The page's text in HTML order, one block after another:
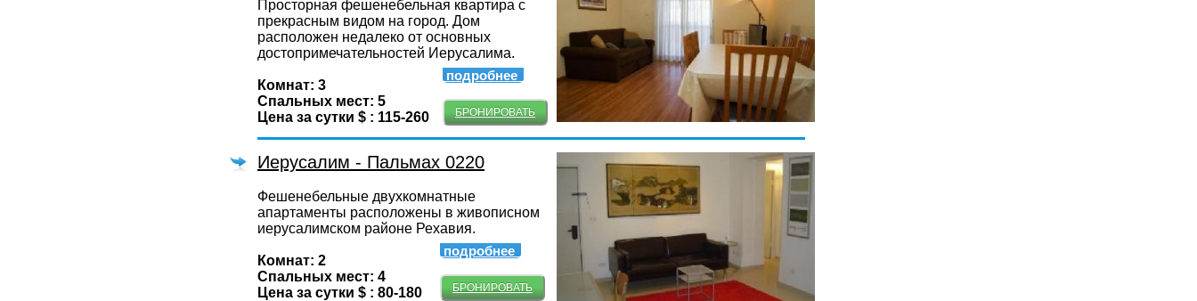
Просторная фешенебельная квартира с
прекрасным видом на город. Дом
расположен недалеко от основных
достопримечательностей Иерусалима.
Комнат: 3
Спальных мест: 5
Цена за сутки $ : 115-260
подробнее
БРОНИРОВАТЬ
Иерусалим - Пальмах 0220
Фешенебельные двухкомнатные
апартаменты расположены в живописном
иерусалимском районе Рехавия.
Комнат: 2
Спальных мест: 4
Цена за сутки $ : 80-180
подробнее
БРОНИРОВАТЬ